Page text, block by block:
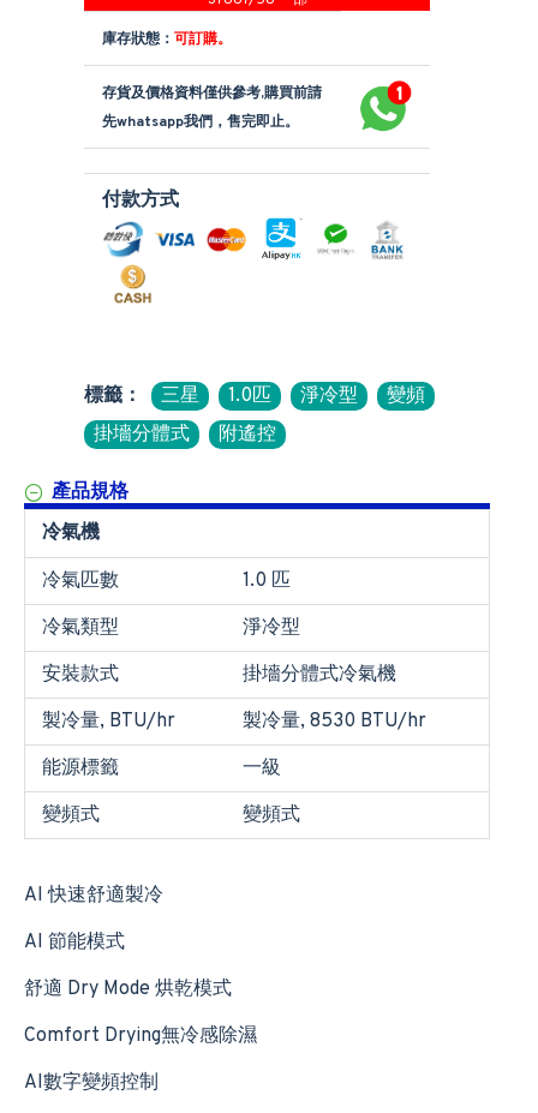
庫存狀態： 可訂購。
存貨及價格資料僅供參考,購買前請
先whatsapp我們，售完即止。
付款方式
標籤： 三星 1.0匹 淨冷型
變頻
掛墻分體式
附遙控
產品規格
冷氣機
冷氣匹數
1.0 匹
冷氣類型
淨冷型
安裝款式
掛墻分體式冷氣機
製冷量, BTU/hr
製冷量, 8530 BTU/hr
能源標籤
一級
變頻式
變頻式
AI 快速舒適製冷
AI 節能模式
舒適 Dry Mode 烘乾模式
Comfort Drying無冷感除濕
AI數字變頻控制